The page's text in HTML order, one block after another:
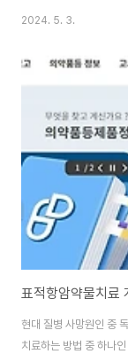
~ 자동차세는 국세가 아
록되어 있으면 납부해
있어요. 차량번호로 조
보제공서비스(자동차
2024. 5. 3.
표적항암약물치료
현대 질병 사망원인 중
치료하는 방법 중 하나